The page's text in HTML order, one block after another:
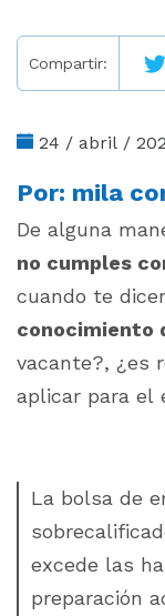
Compartir:
24 / abril /
Por: mila
De alguna
no cumples
cuando te
conocimiento
vacante?, ¿es
aplicar para el
La bolsa de
excede las
preparación